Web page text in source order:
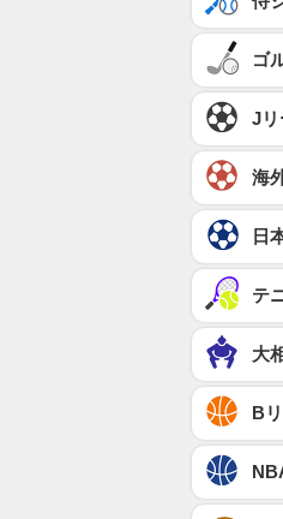
ゴ
Jリ
海
日
テ
大
B